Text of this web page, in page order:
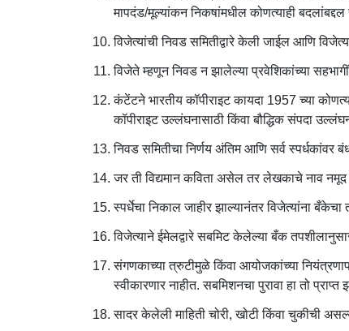
मापदंड/मूल्यांकन निकषांमधील कोणत्याही बदलांबद्दल
विजेत्यांची निवड समितीद्वारे केली जाईल आणि
विजेते म्हणून निवड न झालेल्या प्रवेशिकांच्या
कंटेंटने भारतीय कॉपीराइट कायदा 1957 च्या
कॉपीराइट उल्लंघनासाठी किंवा बौद्धिक संपदा
निवड समितीचा निर्णय अंतिम आणि सर्व स्पर्धकांवर
जर ती विद्यमान कविता असेल तर लेखकाचे नाव
स्पर्धेचा निकाल जाहीर झाल्यानंतर विजेत्यांना
विजेत्याने ईमेलद्वारे सबमिट केलेल्या बँक
संगणकाच्या त्रुटीमुळे किंवा आयोजकांच्या
स्वीकारणार नाहीत. सबमिशनचा पुरावा हा तो प्राप्त
सादर केलेली माहिती चोरी, खोटी किंवा चुकीची